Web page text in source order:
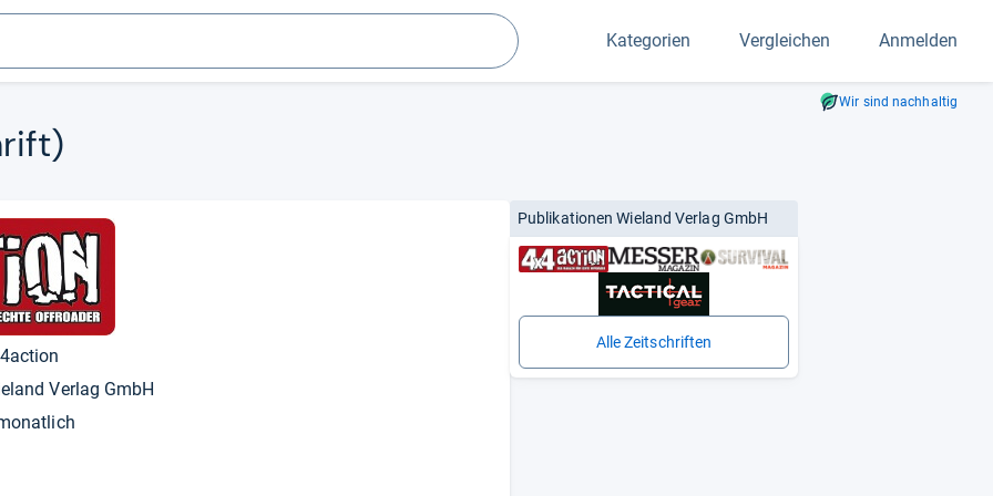
Suchen
Kategorien Vergleichen Anmelden
Wir sind nachhaltig
Verlag GmbH
Publikationen Wieland Verlag GmbH
Alle Zeitschriften